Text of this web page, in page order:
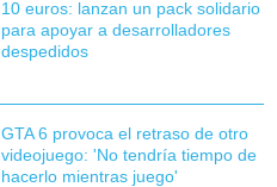
10 euros: lanzan un pack solidario
para apoyar a desarrolladores
despedidos
GTA 6 provoca el retraso de otro
videojuego: 'No tendría tiempo de
hacerlo mientras juego'